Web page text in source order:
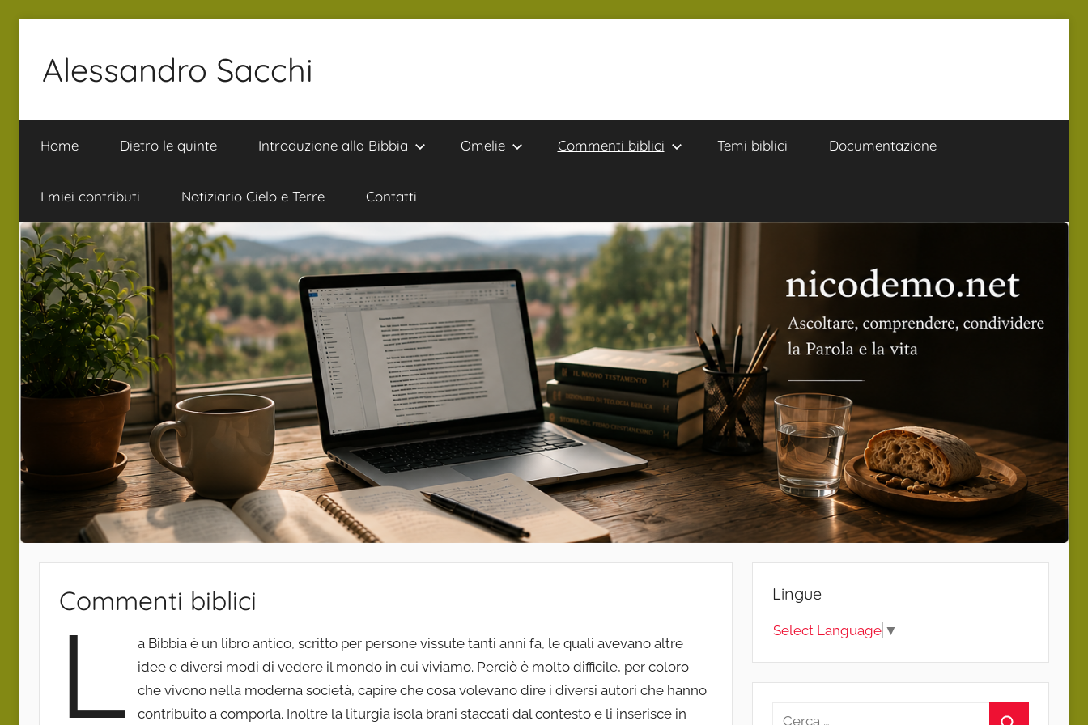
contenuto
Alessandro Sacchi
Interpretazione
Vita
Home Dietro le quinte Introduzione alla Bibbia Omelie Commenti biblici Temi biblici Documentazione
I miei contributi Notiziario Cielo e Terre Contatti
Commenti biblici
L
a Bibbia è un libro antico, scritto per persone vissute tanti anni fa, le quali avevano altre
idee e diversi modi di vedere il mondo in cui viviamo. Perciò è molto difficile, per coloro
che vivono nella moderna società, capire che cosa volevano dire i diversi autori che hanno
contribuito a comporla. Inoltre la liturgia isola brani staccati dal contesto e li inserisce in
Lingue
Select Language ▼
Ricerca